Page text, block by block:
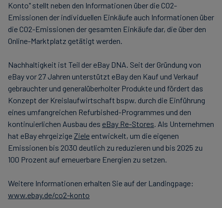
Konto" stellt neben den Informationen über die CO2-
Emissionen der individuellen Einkäufe auch Informationen über
die CO2-Emissionen der gesamten Einkäufe dar, die über den
Online-Marktplatz getätigt werden.
Nachhaltigkeit ist Teil der eBay DNA. Seit der Gründung von
eBay vor 27 Jahren unterstützt eBay den Kauf und Verkauf
gebrauchter und generalüberholter Produkte und fördert das
Konzept der Kreislaufwirtschaft bspw. durch die Einführung
eines umfangreichen Refurbished-Programmes und den
kontinuierlichen Ausbau des eBay Re-Stores. Als Unternehmen
hat eBay ehrgeizigeZiele entwickelt, um die eigenen
Emissionen bis 2030 deutlich zu reduzieren und bis 2025 zu
100 Prozent auf erneuerbare Energien zu setzen.
Weitere Informationen erhalten Sie auf der Landingpage:
www.ebay.de/co2-konto